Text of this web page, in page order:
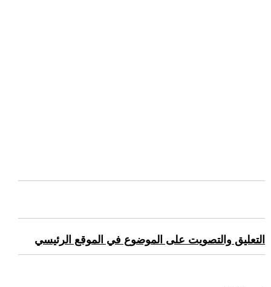
التعليق والتصويت على الموضوع في الموقع الرئيسي